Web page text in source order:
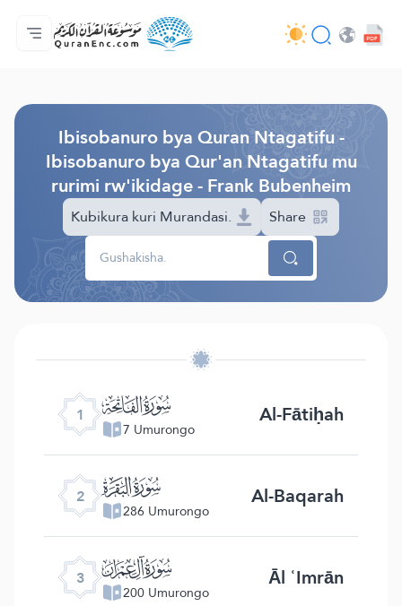
Ahabanza.
Ishakiro ry'ibisobanuro
Audio
Serivisi z'abakora amavugurura. - API
Ibijyanye n'umushinga.
Twandikire.
Ururimi.
Ibisobanuro bya Quran Ntagatifu -
Ibisobanuro bya Qur'an Ntagatifu mu
rurimi rw'ikidage - Frank Bubenheim
Kubikura kuri Murandasi. Share
1 ﮍ
7 Umurongo Al-Fātiḥah
2 ﮎ
286 Umurongo Al-Baqarah
3 ﮏ
200 Umurongo Āl ʿImrān